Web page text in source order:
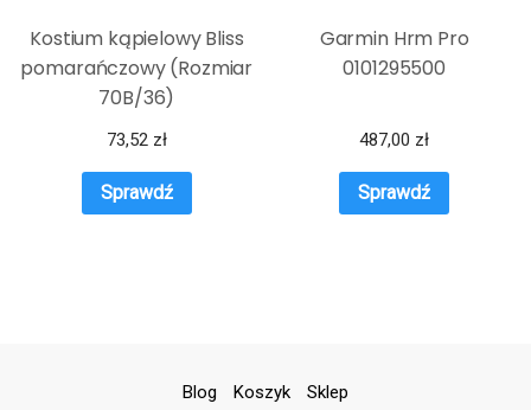
Kostium kąpielowy Bliss
pomarańczowy (Rozmiar
70B/36)
73,52 zł
Sprawdź
Garmin Hrm Pro
0101295500
487,00 zł
Sprawdź
Blog Koszyk Sklep